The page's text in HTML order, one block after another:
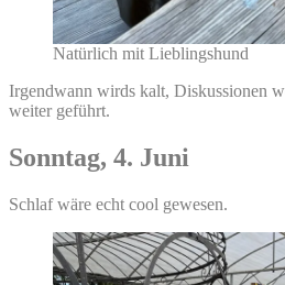
Natürlich mit Lieblingshund
Irgendwann wirds kalt, Diskussionen
weiter geführt.
Sonntag, 4. Juni
Schlaf wäre echt cool gewesen.